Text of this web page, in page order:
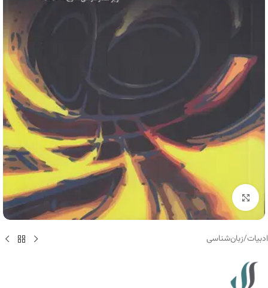
برای بزرگنمایی کلیک کنید
ادبیات/زبان‌شناسی